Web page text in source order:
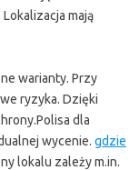
mają
warianty. Przy
ryzyka. Dzięki
dla
wycenie. gdzie
lokalu zależy m.in.